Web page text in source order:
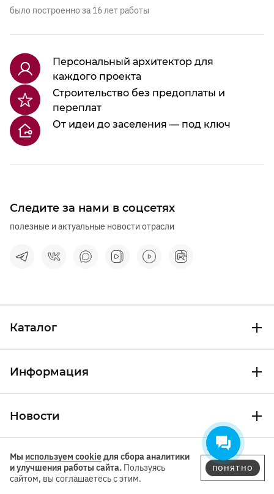
Мы используем cookieдля сбора аналитики
и улучшения работы сайта. Пользуясь
сайтом, вы соглашаетесь с этим.
ПОНЯТНО
было построенно за 16 лет работы
Следите за нами в соцсетях
полезные и актуальные новости отрасли
Персональный архитектор для
каждого проекта
Строительство без предоплаты и
переплат
От идеи до заселения — под ключ
Каталог
Информация
Новости
Контакты